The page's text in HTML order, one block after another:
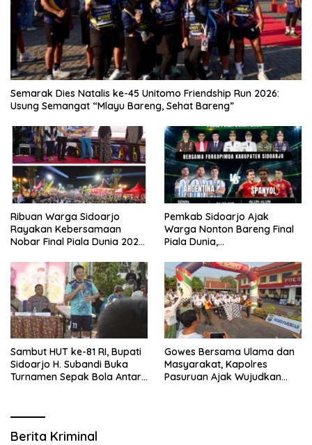
Semarak Dies Natalis ke-45 Unitomo Friendship Run 2026:
Usung Semangat “Mlayu Bareng, Sehat Bareng”
Ribuan Warga Sidoarjo
Rayakan Kebersamaan
Nobar Final Piala Dunia 2026
Forkopimda
Pemkab Sidoarjo Ajak
Warga Nonton Bareng Final
Piala Dunia,
Sambut HUT ke-81 RI, Bupati
Sidoarjo H. Subandi Buka
Turnamen Sepak Bola Antar
Gowes Bersama Ulama dan
Masyarakat, Kapolres
Pasuruan Ajak Wujudkan
Berita Kriminal